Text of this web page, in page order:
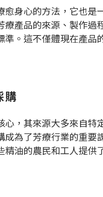
愈身心的方法，它也
療產品的來源、製作
。這不僅體現在產品
購
心，其來源大多來自
成為了芳療行業的重
油的農民和工人提供